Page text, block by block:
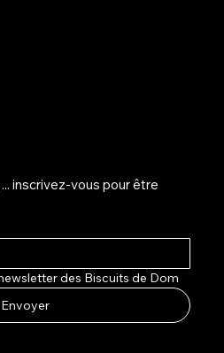
inscrivez-vous pour être
des Biscuits de Dom
Envoyer